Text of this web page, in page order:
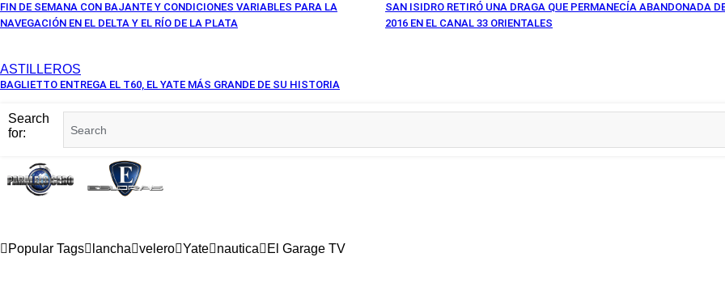
FIN DE SEMANA CON BAJANTE Y CONDICIONES VARIABLES PARA LA
NAVEGACIÓN EN EL DELTA Y EL RÍO DE LA PLATA
SAN ISIDRO RETIRÓ UNA DRAGA QUE PERMANECÍA ABANDONADA
2016 EN EL CANAL 33 ORIENTALES
ASTILLEROS
BAGLIETTO ENTREGA EL T60, EL YATE MÁS GRANDE DE SU HISTORIA
Search
for:
Popular Tags lancha velero Yate nautica El Garage TV